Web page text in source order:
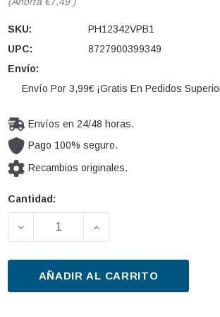
SKU:
PH12342VPB1
UPC:
8727900399349
Envío:
Envío Por 3,99€ ¡Gratis En Pedidos
Envíos en 24/48 horas.
Pago 100% seguro.
Recambios originales.
Cantidad
Cantidad:
DISMINUIR LA CANTIDAD DE
AUMENTAR LA
AÑADIR AL CARRITO